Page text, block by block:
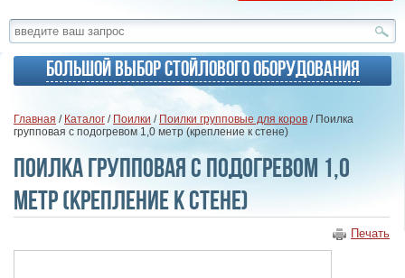
Большой выбор стойлового оборудования
Главная / Каталог / Поилки / Поилки групповые для коров / Поилка
групповая с подогревом 1,0 метр (крепление к стене)
Поилка групповая с подогревом 1,0
метр (крепление к стене)
Печать